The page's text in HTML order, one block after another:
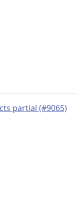
partial (#9065)